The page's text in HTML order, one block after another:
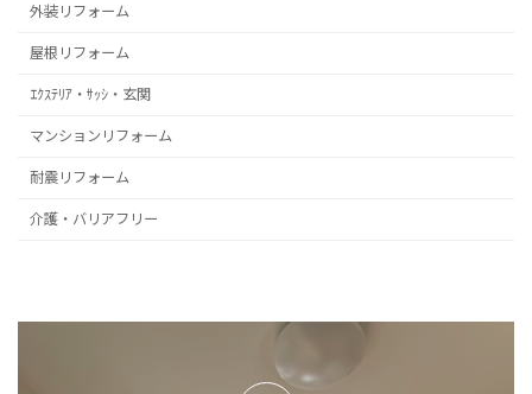
外装リフォーム
屋根リフォーム
ｴｸｽﾃﾘｱ・ｻｯｼ・玄関
マンションリフォーム
耐震リフォーム
介護・バリアフリー